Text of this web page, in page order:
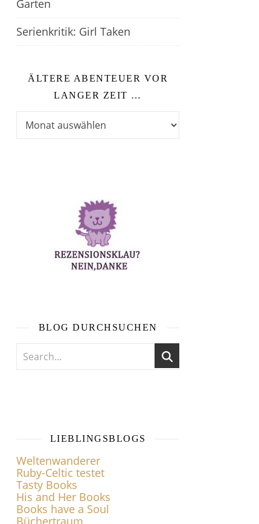
Garten
Serienkritik: Girl Taken
ÄLTERE ABENTEUER VOR
LANGER ZEIT …
BLOG DURCHSUCHEN
LIEBLINGSBLOGS
Weltenwanderer
Ruby-Celtic testet
Tasty Books
His and Her Books
Books have a Soul